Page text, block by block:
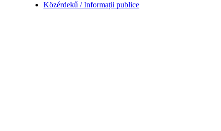
Közérdekű / Informații publice